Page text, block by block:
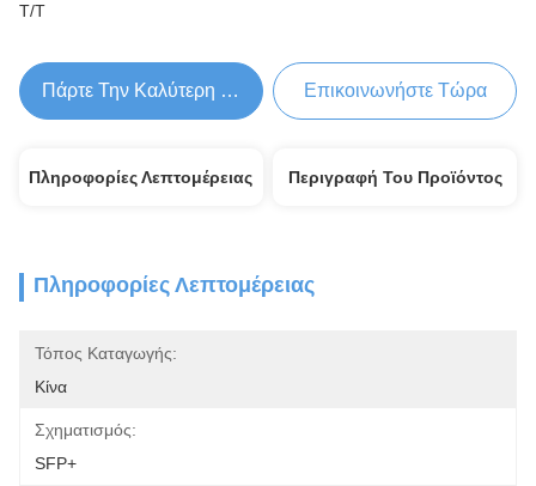
Τ/Τ
Πάρτε Την Καλύτερη Τιμή Επικοινωνήστε Τώρα
Πληροφορίες Λεπτομέρειας Περιγραφή Του Προϊόντος
Πληροφορίες Λεπτομέρειας
Τόπος Καταγωγής:
Κίνα
Σχηματισμός:
SFP+